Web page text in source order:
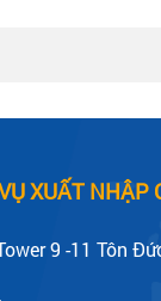
XUẤT NHẬP
9 -11 Tôn